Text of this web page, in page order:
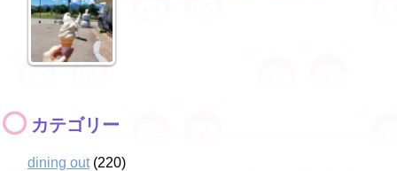
カテゴリー
dining out(220)